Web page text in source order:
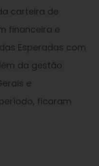
carteira de
financeira e
Esperadas com
da gestão
e
ficaram